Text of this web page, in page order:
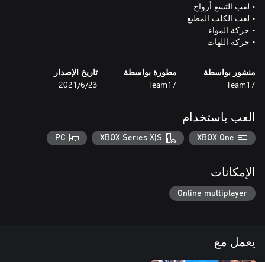
• حركة اللهاث
منشور بواسطة
Team17
مطورة بواسطة
Team17
تاريخ الإصدار
23‏/6‏/2021
العب باستخدام
XBOX One
XBOX Series X|S
PC
الإمكانات
Online multiplayer
يعمل مع